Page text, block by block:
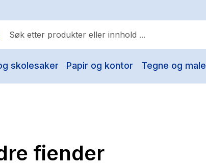
skolesaker Papir og kontor Tegne og male
Populære søk
Yesteryearfiender